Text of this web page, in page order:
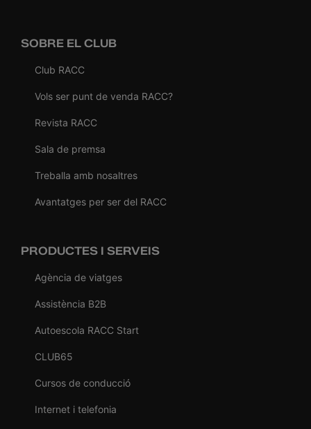
SOBRE EL CLUB
Club RACC
Vols ser punt de venda RACC?
Revista RACC
Sala de premsa
Treballa amb nosaltres
Avantatges per ser del RACC
PRODUCTES I SERVEIS
Agència de viatges
Assistència B2B
Autoescola RACC Start
CLUB65
Cursos de conducció
Internet i telefonia